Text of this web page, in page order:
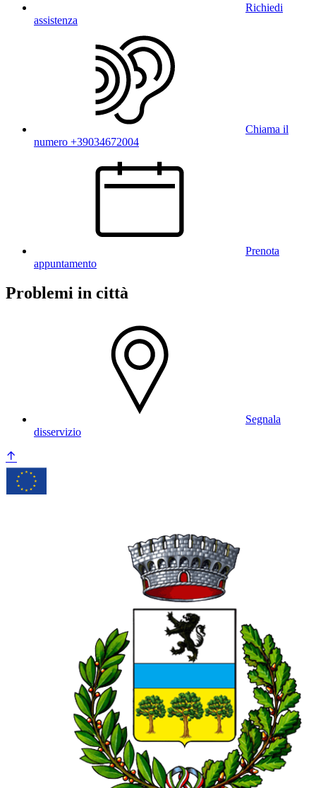
Richiedi
assistenza
Chiama il
numero +39034672004
Prenota
appuntamento
Problemi in città
Segnala
disservizio